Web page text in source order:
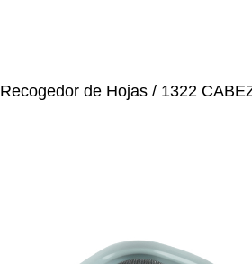
Recogedor de Hojas / 1322